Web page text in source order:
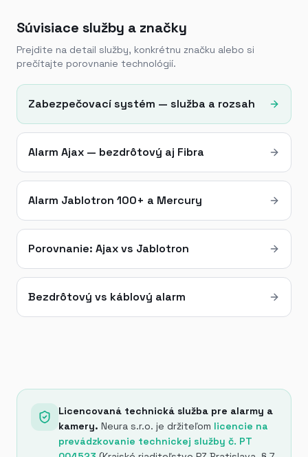
Súvisiace služby a značky
Prejdite na detail služby, konkrétnu značku alebo si
prečítajte porovnanie technológií.
Zabezpečovací systém — služba a rozsah
Alarm Ajax — bezdrôtový aj Fibra
Alarm Jablotron 100+ a Mercury
Porovnanie: Ajax vs Jablotron
Bezdrôtový vs káblový alarm
Licencovaná technická služba pre alarmy a
kamery. Neura s.r.o. je držiteľom licencie na
prevádzkovanie technickej služby č. PT